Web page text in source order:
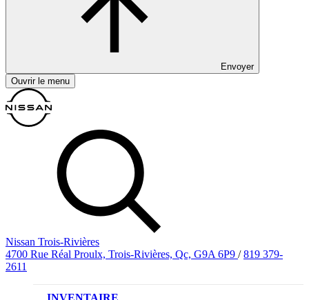
Envoyer
Ouvrir le menu
Nissan Trois-Rivières
4700 Rue Réal Proulx, Trois-Rivières, Qc, G9A 6P9 / 819 379-
2611
INVENTAIRE